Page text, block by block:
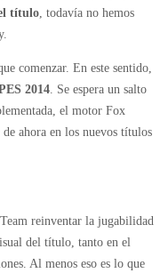
título, todavía no hemos
comenzar. En este sentido,
2014. Se espera un salto
el motor Fox
ahora en los nuevos títulos
reinventar la jugabilidad
del título, tanto en el
Al menos eso es lo que